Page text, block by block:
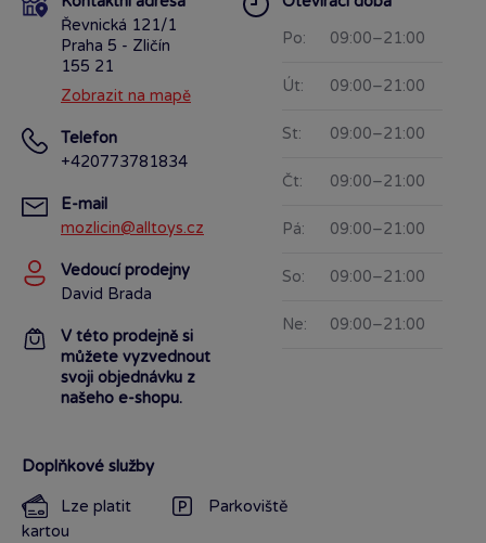
Řevnická 121/1
Praha 5 - Zličín
155 21
Zobrazit na mapě
Telefon
+420773781834
E-mail
mozlicin@alltoys.cz
Vedoucí prodejny
David Brada
V této prodejně si
můžete vyzvednout
svoji objednávku z
našeho e-shopu.
Po:
09:00–21:00
Út: 09:00–21:00
St: 09:00–21:00
Čt: 09:00–21:00
Pá: 09:00–21:00
So: 09:00–21:00
Ne: 09:00–21:00
Doplňkové služby
Lze platit
kartou
Parkoviště